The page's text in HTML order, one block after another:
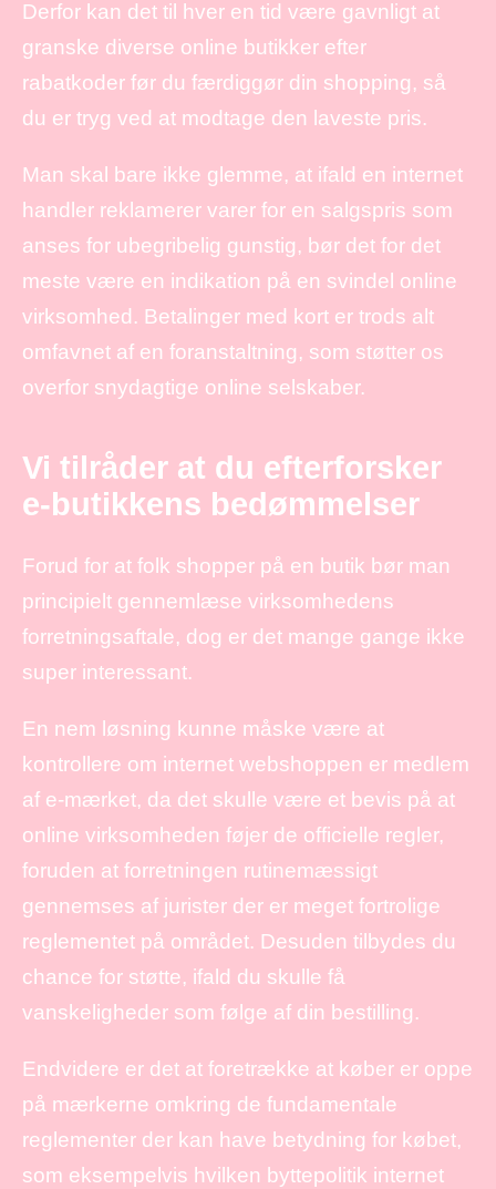
Derfor kan det til hver en tid være gavnligt at
granske diverse online butikker efter
rabatkoder før du færdiggør din shopping, så
du er tryg ved at modtage den laveste pris.
Man skal bare ikke glemme, at ifald en internet
handler reklamerer varer for en salgspris som
anses for ubegribelig gunstig, bør det for det
meste være en indikation på en svindel online
virksomhed. Betalinger med kort er trods alt
omfavnet af en foranstaltning, som støtter os
overfor snydagtige online selskaber.
Vi tilråder at du efterforsker
e-butikkens bedømmelser
Forud for at folk shopper på en butik bør man
principielt gennemlæse virksomhedens
forretningsaftale, dog er det mange gange ikke
super interessant.
En nem løsning kunne måske være at
kontrollere om internet webshoppen er medlem
af e-mærket, da det skulle være et bevis på at
online virksomheden føjer de officielle regler,
foruden at forretningen rutinemæssigt
gennemses af jurister der er meget fortrolige
reglementet på området. Desuden tilbydes du
chance for støtte, ifald du skulle få
vanskeligheder som følge af din bestilling.
Endvidere er det at foretrække at køber er oppe
på mærkerne omkring de fundamentale
reglementer der kan have betydning for købet,
som eksempelvis hvilken byttepolitik internet